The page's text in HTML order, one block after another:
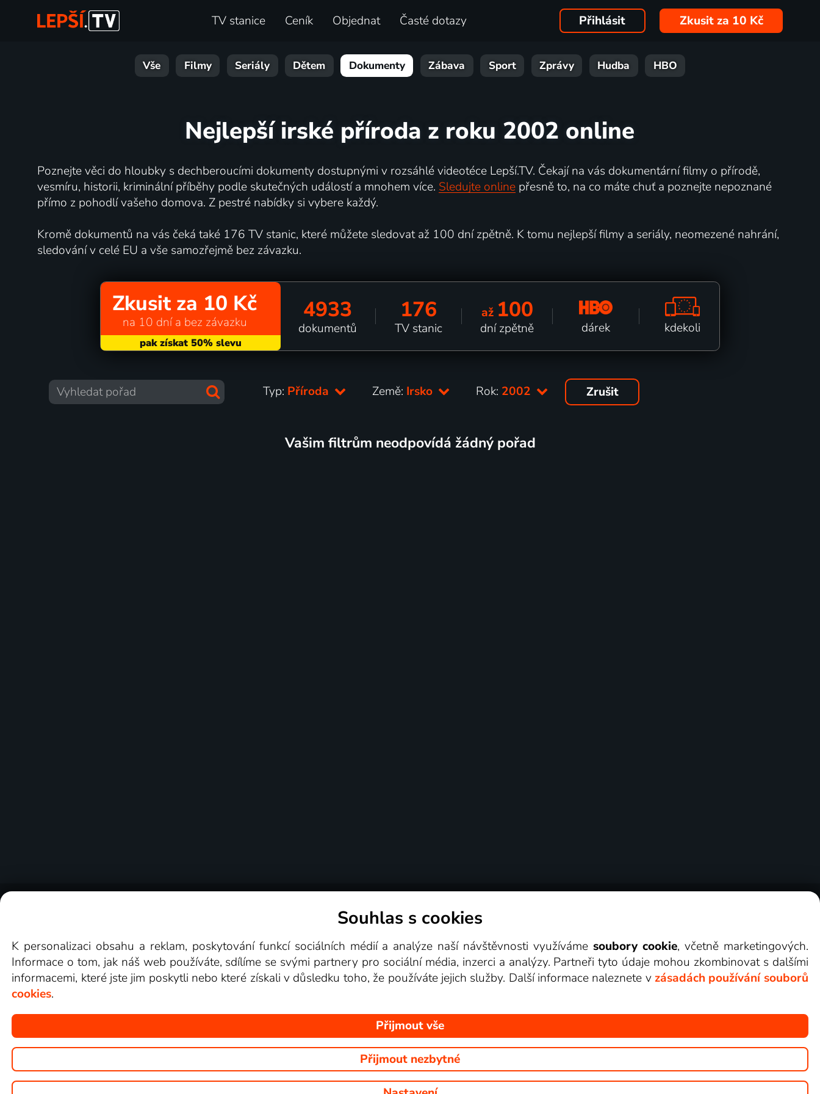
TV stanice Ceník Objednat Časté dotazy Přihlásit Zkusit za 10 Kč
Vše Filmy Seriály Dětem Dokumenty Zábava Sport Zprávy Hudba HBO
Nejlepší irské příroda z roku 2002 online
Poznejte věci do hloubky s dechberoucími dokumenty dostupnými v rozsáhlé videotéce Lepší.TV. Čekají na vás dokumentární filmy o přírodě,
vesmíru, historii, kriminální příběhy podle skutečných událostí a mnohem více. Sledujte onlinepřesně to, na co máte chuť a poznejte nepoznané
přímo z pohodlí vašeho domova. Z pestré nabídky si vybere každý.
Kromě dokumentů na vás čeká také 176 TV stanic, které můžete sledovat až 100 dní zpětně. K tomu nejlepší filmy a seriály, neomezené nahrání,
sledování v celé EU a vše samozřejmě bez závazku.
Zkusit za 10 Kč
na 10 dní a bez závazku 4933
dokumentů
176
TV stanic
až 100
dní zpětně dárek kdekoli
Typ: Příroda Země: Irsko Rok: 2002 Zrušit
Vašim filtrům neodpovídá žádný pořad
Videotéka
Copyright © goNET s.r.o. Na tomto webu jsou zobrazovány obrázky z pořadů TV stanic, které můžete sledovat v Lepší.TV.
Souhlas s cookies
K personalizaci obsahu a reklam, poskytování funkcí sociálních médií a analýze naší návštěvnosti využívámesoubory cookie, včetně marketingových.
Informace o tom, jak náš web používáte, sdílíme se svými partnery pro sociální média, inzerci a analýzy. Partneři tyto údaje mohou zkombinovat s dalšími
informacemi, které jste jim poskytli nebo které získali v důsledku toho, že používáte jejich služby. Další informace naleznete v zásadách používání souborů
cookies.
Přijmout vše
Přijmout nezbytné